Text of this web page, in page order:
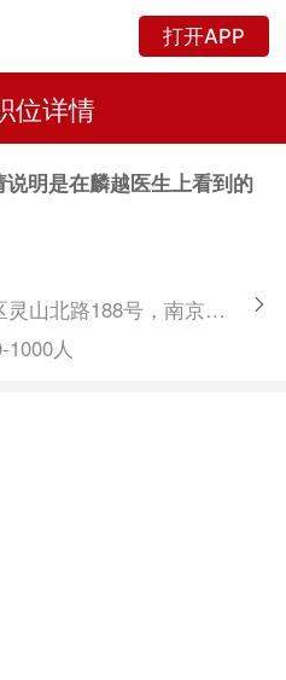
打开APP
位详情
说明是在麟越医生上看到的
江苏省南京市南京市栖霞区灵山北路188号，南京市仙林鼓楼医院
1000人